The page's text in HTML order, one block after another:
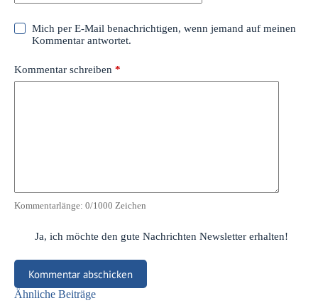
Mich per E-Mail benachrichtigen, wenn jemand auf meinen
Kommentar antwortet.
Kommentar schreiben *
Kommentarlänge: 0/1000 Zeichen
Ja, ich möchte den gute Nachrichten Newsletter erhalten!
Kommentar abschicken
Ähnliche Beiträge